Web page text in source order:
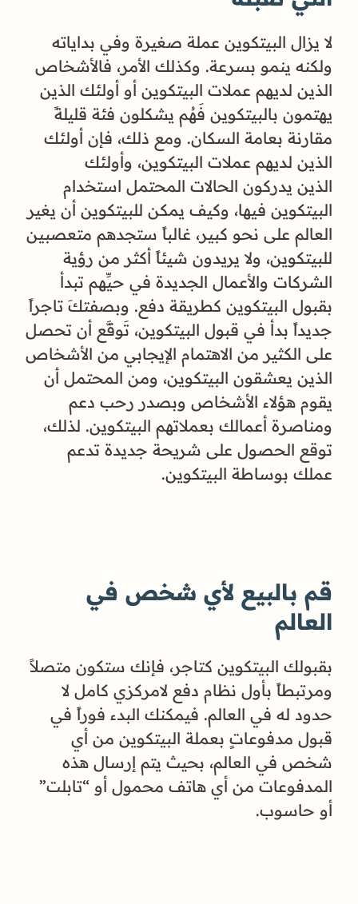
لا يزال البيتكوين عملة صغيرة وفي بداياته
ولكنه ينمو بسرعة. وكذلك الأمر، فالأشخاص
الذين لديهم عملات البيتكوين أو أولئك الذين
يهتمون بالبيتكوين فَهُم يشكلون فئة قليلةً
مقارنة بعامة السكان. ومع ذلك، فإن أولئك
الذين لديهم عملات البيتكوين، وأولئك
الذين يدركون الحالات المحتمل استخدام
البيتكوين فيها، وكيف يمكن للبيتكوين أن يغير
العالم على نحو كبير، غالباً ستجدهم متعصبين
للبيتكوين، ولا يريدون شيئاً أكثر من رؤية
الشركات والأعمال الجديدة في حيِّهم تبدأ
بقبول البيتكوين كطريقة دفع. وبصفتكَ تاجراً
جديداً بدأ في قبول البيتكوين، تَوقَّع أن تحصل
على الكثير من الاهتمام الإيجابي من الأشخاص
الذين يعشقون البيتكوين، ومن المحتمل أن
يقوم هؤلاء الأشخاص وبصدر رحب دعم
ومناصرة أعمالك بعملاتهم البيتكوين. لذلك،
توقع الحصول على شريحة جديدة تدعم
عملك بوساطة البيتكوين.
قم بالبيع لأي شخص في
العالم
بقبولك البيتكوين كتاجر، فإنك ستكون متصلاً
ومرتبطاً بأول نظام دفع لامركزي كامل لا
حدود له في العالم. فيمكنك البدء فوراً في
قبول مدفوعاتٍ بعملة البيتكوين من أي
شخص في العالم، بحيث يتم إرسال هذه
المدفوعات من أي هاتف محمول أو “تابلت”
أو حاسوب.